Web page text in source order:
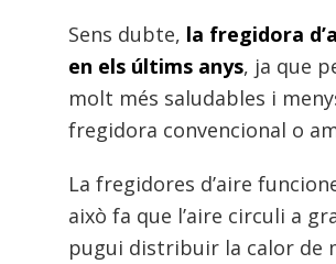
Sens dubte, la fregidora
en els últims anys, ja que
molt més saludables i
fregidora convencional o
La fregidores d’aire
això fa que l’aire circuli a
pugui distribuir la calor de